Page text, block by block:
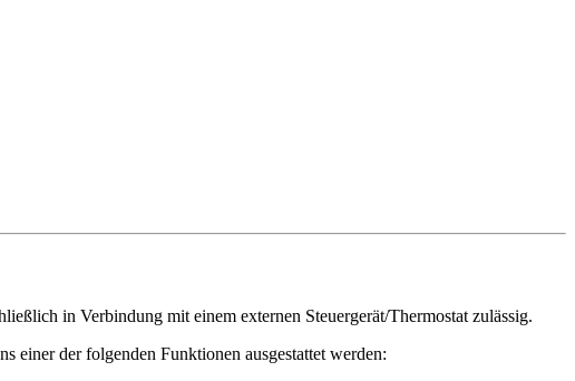
in Verbindung mit einem externen Steuergerät/Thermostat zulässig.
einer der folgenden Funktionen ausgestattet werden: